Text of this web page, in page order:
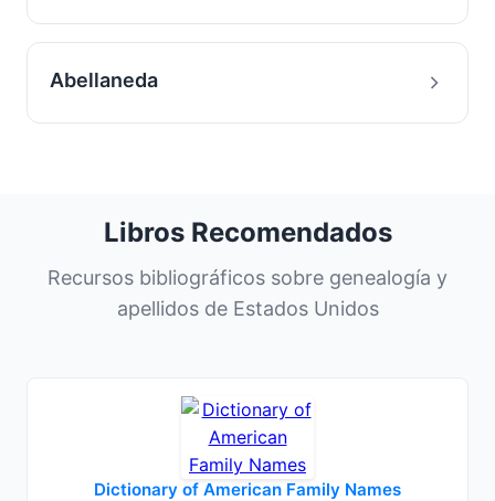
Abellaneda
Libros Recomendados
Recursos bibliográficos sobre genealogía y
apellidos de Estados Unidos
Dictionary of American Family Names